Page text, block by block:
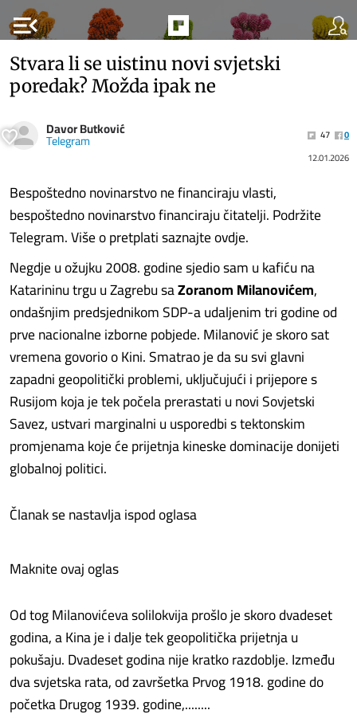
menu_open
Stvara li se uistinu novi svjetski
poredak? Možda ipak ne
Davor Butković
Telegram 47
0
12.01.2026
Bespoštedno novinarstvo ne financiraju vlasti,
bespoštedno novinarstvo financiraju čitatelji. Podržite
Telegram. Više o pretplati saznajte ovdje.
Negdje u ožujku 2008. godine sjedio sam u kafiću na
Katarininu trgu u Zagrebu saZoranom Milanovićem,
ondašnjim predsjednikom SDP-a udaljenim tri godine od
prve nacionalne izborne pobjede. Milanović je skoro sat
vremena govorio o Kini. Smatrao je da su svi glavni
zapadni geopolitički problemi, uključujući i prijepore s
Rusijom koja je tek počela prerastati u novi Sovjetski
Savez, ustvari marginalni u usporedbi s tektonskim
promjenama koje će prijetnja kineske dominacije donijeti
globalnoj politici.
Članak se nastavlja ispod oglasa
Maknite ovaj oglas
Od tog Milanovićeva solilokvija prošlo je skoro dvadeset
godina, a Kina je i dalje tek geopolitička prijetnja u
pokušaju. Dvadeset godina nije kratko razdoblje. Između
dva svjetska rata, od završetka Prvog 1918. godine do
početka Drugog 1939. godine,........